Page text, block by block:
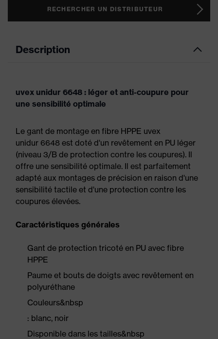
RECHERCHER UN DISTRIBUTEUR
Description
uvex unidur 6648 : léger et anti-coupure pour
une sensibilité optimale
Le gant de montage en fibre HPPE uvex
unidur 6648 est doté d'un revêtement en PU léger
(niveau 3/B de protection contre les coupures). Il
offre une sensibilité optimale. Il est parfaitement
adapté aux montages de précision en raison d'une
sensibilité tactile et d'une protection contre les
coupures élevées.
Caractéristiques générales
Gant de protection tricoté en PU avec fibre
HPPE
Paume et bouts de doigts avec revêtement en
polyuréthane
Couleurs&nbsp
: blanc, noir
Disponible dans les tailles&nbsp